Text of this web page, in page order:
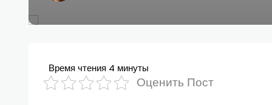
Ставкой
Время чтения 4 минуты
Оценить Пост